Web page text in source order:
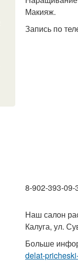
Макияж.
Запись по
8-902-393-09-
Наш салон
Калуга, ул.
Больше
delat-